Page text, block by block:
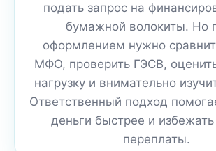
подать запрос на
бумажной волокиты. Но
оформлением нужно
МФО, проверить ГЭСВ,
нагрузку и внимательно
Ответственный подход
деньги быстрее и
переплаты.